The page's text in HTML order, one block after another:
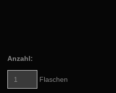
Anzahl:
Flaschen